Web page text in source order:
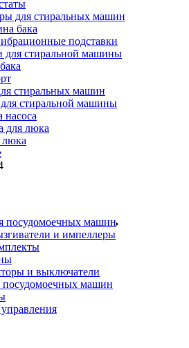
для стиральных машин
бака
подставки
стиральной машины
стиральных машин
стиральной машины
насоса
для люка
посудомоечных машин
и импеллеры
и выключатели
машин